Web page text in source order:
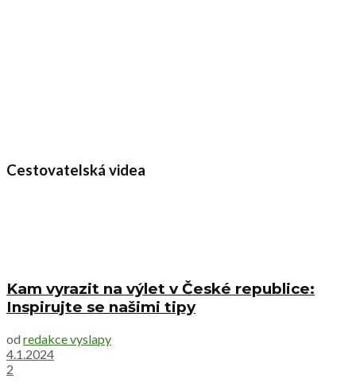
Cestovatelská videa
Kam vyrazit na výlet v České republice:
Inspirujte se našimi tipy
od redakce vyslapy
4.1.2024
2